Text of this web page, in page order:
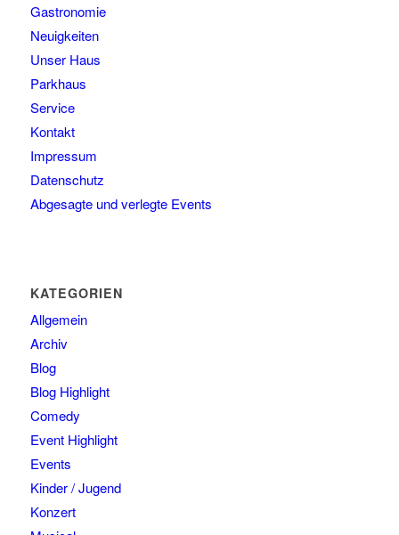
Gastronomie
Neuigkeiten
Unser Haus
Parkhaus
Service
Kontakt
Impressum
Datenschutz
Abgesagte und verlegte Events
KATEGORIEN
Allgemein
Archiv
Blog
Blog Highlight
Comedy
Event Highlight
Events
Kinder / Jugend
Konzert